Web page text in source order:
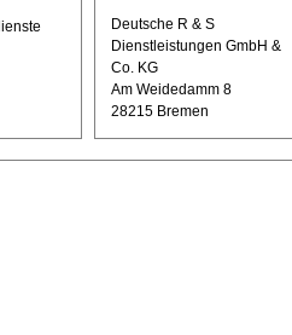
Deutsche R & S
Dienstleistungen GmbH &
Co. KG
Am Weidedamm 8
28215 Bremen